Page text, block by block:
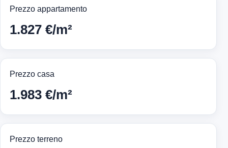
Prezzo appartamento
1.827 €/m²
Prezzo casa
1.983 €/m²
Prezzo terreno